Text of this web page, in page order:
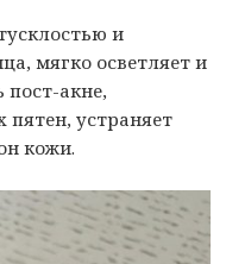
и
мягко осветляет и
акне,
устраняет
кожи.